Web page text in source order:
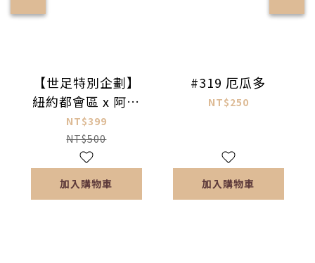
【世足特別企劃】
紐約都會區 x 阿根
廷足球文化：雙書
精選合購套組（優
惠價 $399）
NT$399
NT$500
加入購物車
#319 厄瓜多
NT$250
加入購物車